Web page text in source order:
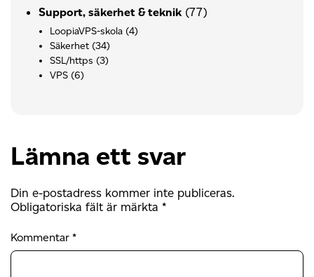
Support, säkerhet & teknik (77)
LoopiaVPS-skola (4)
Säkerhet (34)
SSL/https (3)
VPS (6)
Lämna ett svar
Din e-postadress kommer inte publiceras.
Obligatoriska fält är märkta *
Kommentar *